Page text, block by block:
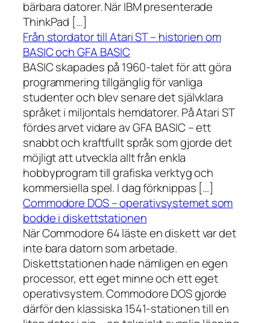
bärbara datorer. När IBM presenterade
ThinkPad […]
Från stordator till Atari ST – historien om
BASIC och GFA BASIC
BASIC skapades på 1960-talet för att göra
programmering tillgänglig för vanliga
studenter och blev senare det självklara
språket i miljontals hemdatorer. På Atari ST
fördes arvet vidare av GFA BASIC – ett
snabbt och kraftfullt språk som gjorde det
möjligt att utveckla allt från enkla
hobbyprogram till grafiska verktyg och
kommersiella spel. I dag förknippas […]
Commodore DOS – operativsystemet som
bodde i diskettstationen
När Commodore 64 läste en diskett var det
inte bara datorn som arbetade.
Diskettstationen hade nämligen en egen
processor, ett eget minne och ett eget
operativsystem. Commodore DOS gjorde
därför den klassiska 1541-stationen till en